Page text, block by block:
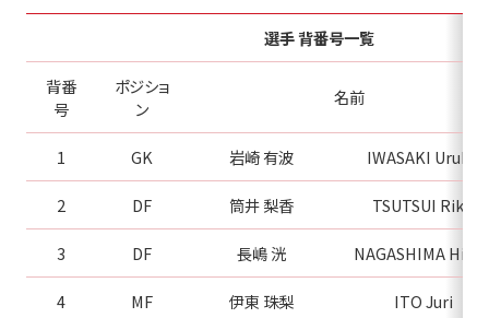
選手 背番号一覧
背番
号
ポジショ
ン
名前
1 GK 岩崎 有波 IWASAKI Uruha
2 DF 筒井 梨香 TSUTSUI Riko
3 DF 長嶋 洸 NAGASHIMA
4 MF 伊東 珠梨 ITO Juri